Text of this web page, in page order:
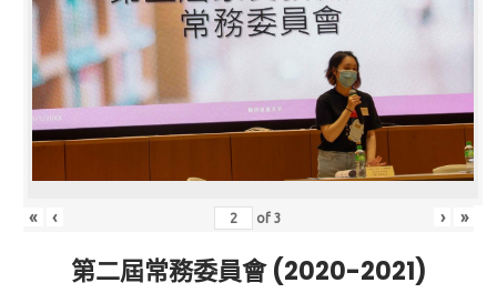
« ‹ of3 › »
第二屆常務委員會 (2020-2021)